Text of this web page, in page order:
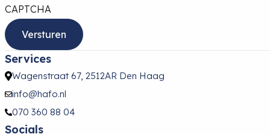
CAPTCHA
Services
Wagenstraat 67, 2512AR Den Haag
info@hafo.nl
070 360 88 04
Socials